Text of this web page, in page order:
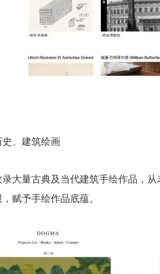
、建筑绘画
大量古典及当代建筑手绘作品，
赋予手绘作品底蕴。